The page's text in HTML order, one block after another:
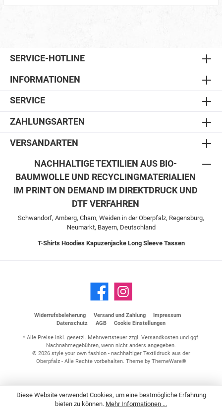
SERVICE-HOTLINE
INFORMATIONEN
SERVICE
ZAHLUNGSARTEN
VERSANDARTEN
NACHHALTIGE TEXTILIEN AUS BIO-
BAUMWOLLE UND RECYCLINGMATERIALIEN
IM PRINT ON DEMAND IM DIREKTDRUCK UND
DTF VERFAHREN
Schwandorf, Amberg, Cham, Weiden in der Oberpfalz, Regensburg,
Neumarkt, Bayern, Deutschland
T-Shirts Hoodies Kapuzenjacke Long Sleeve Tassen
Widerrufsbeleherung Versand und Zahlung
Impressum
Datenschutz
AGB Cookie Einstellungen
* Alle Preise inkl. gesetzl. Mehrwertsteuer zzgl. Versandkostenund ggf.
Nachnahmegebühren, wenn nicht anders angegeben.
© 2026 style your own fashion - nachhaltiger Textildruck aus der
Oberpfalz - Alle Rechte vorbehalten. Theme by ThemeWare®
Diese Website verwendet Cookies, um eine bestmögliche Erfahrung
bieten zu können. Mehr Informationen ...